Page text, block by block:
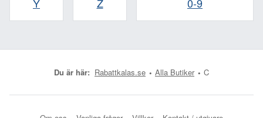
Du är här: Rabattkalas.se Alla Butiker C